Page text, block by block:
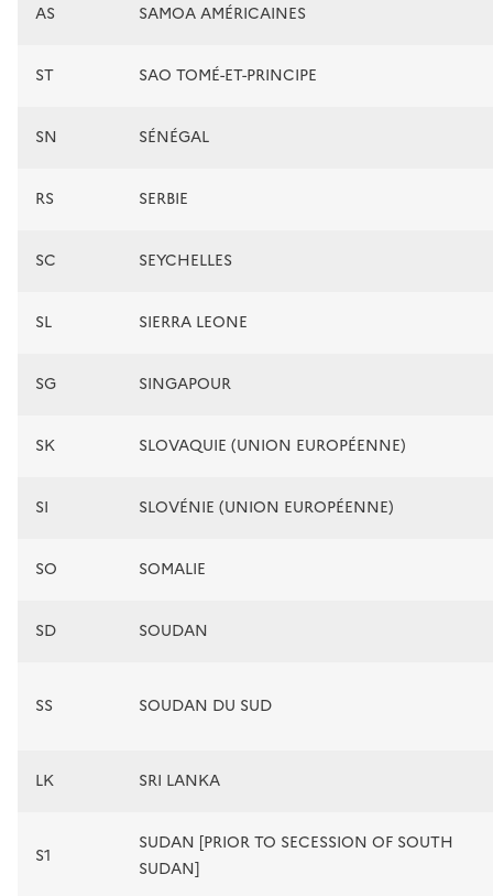
AS SAMOA AMÉRICAINES
ST SAO TOMÉ-ET-PRINCIPE
SN SÉNÉGAL
RS SERBIE
SC SEYCHELLES
SL SIERRA LEONE
SG SINGAPOUR
SK SLOVAQUIE (UNION EUROPÉENNE)
SI SLOVÉNIE (UNION EUROPÉENNE)
SO SOMALIE
SD SOUDAN
SS SOUDAN DU SUD
LK SRI LANKA
S1
SUDAN [PRIOR TO SECESSION OF SOUTH
SUDAN]